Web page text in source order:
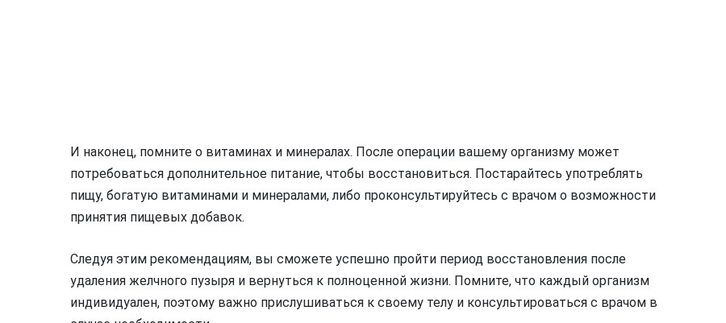
И наконец, помните о витаминах и минералах. После операции вашему организму может
потребоваться дополнительное питание, чтобы восстановиться. Постарайтесь употреблять
пищу, богатую витаминами и минералами, либо проконсультируйтесь с врачом о возможности
принятия пищевых добавок.
Следуя этим рекомендациям, вы сможете успешно пройти период восстановления после
удаления желчного пузыря и вернуться к полноценной жизни. Помните, что каждый организм
индивидуален, поэтому важно прислушиваться к своему телу и консультироваться с врачом в